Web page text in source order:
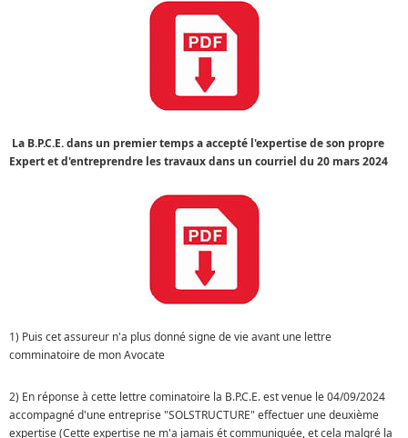
La B.P.C.E. dans un premier temps a accepté l'expertise de son propre
Expert et d'entreprendre les travaux dans un courriel du 20 mars 2024
1) Puis cet assureur n'a plus donné signe de vie avant une lettre
comminatoire de mon Avocate
2) En réponse à cette lettre cominatoire la B.P.C.E. est venue le 04/09/2024
accompagné d'une entreprise "SOLSTRUCTURE" effectuer une deuxième
expertise (Cette expertise ne m'a jamais ét communiquée, et cela malgré la